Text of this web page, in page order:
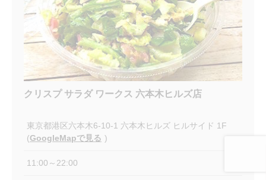
クリスプ サラダ ワークス 六本木ヒルズ店
東京都港区六本木6-10-1 六本木ヒルズ ヒルサイド 1F
(GoogleMapで見る )
11:00～22:00